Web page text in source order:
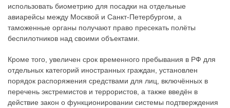
использовать биометрию для посадки на отдельные
авиарейсы между Москвой и Санкт-Петербургом, а
таможенные органы получают право пресекать полёты
беспилотников над своими объектами.
Кроме того, увеличен срок временного пребывания в РФ для
отдельных категорий иностранных граждан, установлен
порядок распоряжения средствами для лиц, включённых в
перечень экстремистов и террористов, а также введён в
действие закон о функционировании системы подтверждения